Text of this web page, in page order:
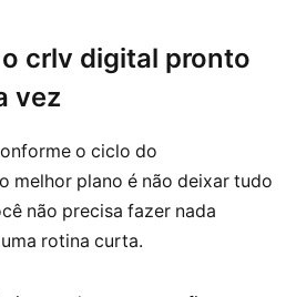
crlv digital pronto
vez
o ciclo do
melhor plano é não deixar tudo
não precisa fazer nada
rotina curta.